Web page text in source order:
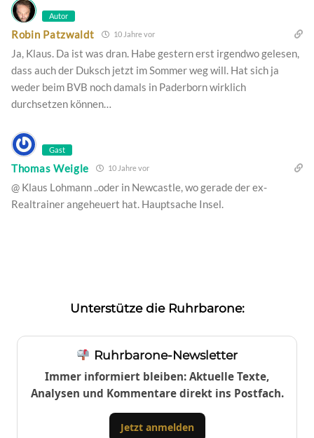
Autor
Robin Patzwaldt 10 Jahre vor
Ja, Klaus. Da ist was dran. Habe gestern erst irgendwo gelesen,
dass auch der Duksch jetzt im Sommer weg will. Hat sich ja
weder beim BVB noch damals in Paderborn wirklich
durchsetzen können…
Gast
Thomas Weigle 10 Jahre vor
@ Klaus Lohmann ..oder in Newcastle, wo gerade der ex-
Realtrainer angeheuert hat. Hauptsache Insel.
Unterstütze die Ruhrbarone:
Ruhrbarone-Newsletter
Immer informiert bleiben: Aktuelle Texte,
Analysen und Kommentare direkt ins Postfach.
Jetzt anmelden